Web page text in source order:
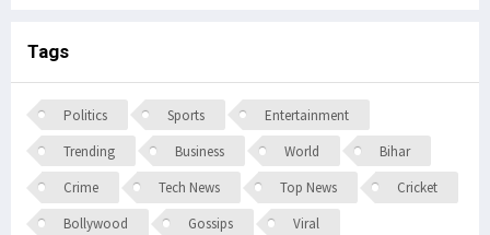
Tags
Politics Sports
Entertainment
Trending
Business World
Bihar
Crime
Tech News Top News
Cricket
Bollywood
Gossips
Viral